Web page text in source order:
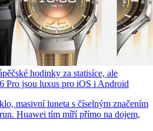
hodinky za statisíce, ale
Pro jsou luxus pro iOS i Android
masivní luneta s číselným značením
Huawei tím míří přímo na dojem,